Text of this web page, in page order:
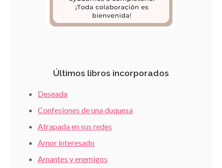
Últimos libros incorporados
Deseada
Confesiones de una duquesa
Atrapada en sus redes
Amor interesado
Amantes y enemigos